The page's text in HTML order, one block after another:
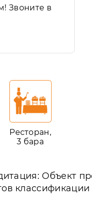
Звоните в
Ресторан,
3 бара
Объект